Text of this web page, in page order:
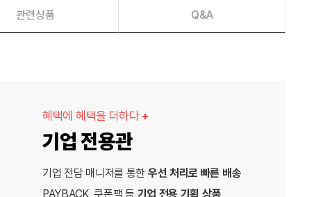
관련상품 Q&A
혜택에 혜택을 더하다 +
기업 전용관
기업 전담 매니저를 통한 우선 처리로 빠른 배송
PAYBACK, 쿠폰팩 등 기업 전용 기획 상품